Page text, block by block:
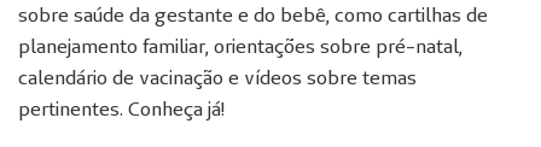
sobre saúde da gestante e do bebê, como cartilhas de
planejamento familiar, orientações sobre pré-natal,
calendário de vacinação e vídeos sobre temas
pertinentes. Conheça já!